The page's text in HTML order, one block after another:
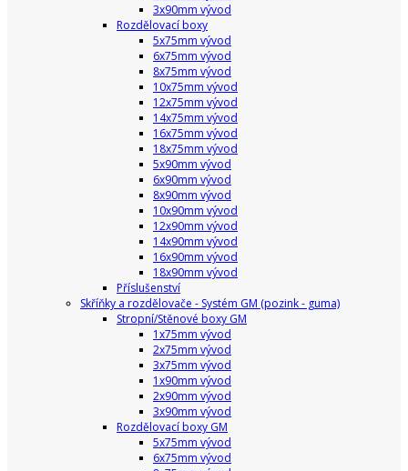
3x90mm vývod
Rozdělovací boxy
5x75mm vývod
6x75mm vývod
8x75mm vývod
10x75mm vývod
12x75mm vývod
14x75mm vývod
16x75mm vývod
18x75mm vývod
5x90mm vývod
6x90mm vývod
8x90mm vývod
10x90mm vývod
12x90mm vývod
14x90mm vývod
16x90mm vývod
18x90mm vývod
Příslušenství
Skříňky a rozdělovače - Systém GM (pozink - guma)
Stropní/Stěnové boxy GM
1x75mm vývod
2x75mm vývod
3x75mm vývod
1x90mm vývod
2x90mm vývod
3x90mm vývod
Rozdělovací boxy GM
5x75mm vývod
6x75mm vývod